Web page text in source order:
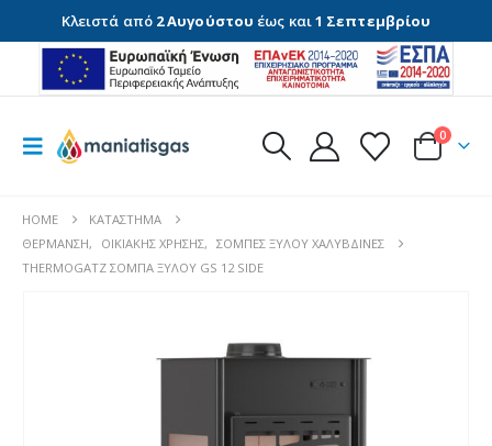
Κλειστά από 2 Αυγούστου έως και1 Σεπτεμβρίου
0
HOME
ΚΑΤΆΣΤΗΜΑ
ΘΈΡΜΑΝΣΗ, ΟΙΚΙΑΚΉΣ ΧΡΉΣΗΣ, ΣΌΜΠΕΣ ΞΎΛΟΥ ΧΑΛΎΒΔΙΝΕΣ
THERMOGATZ ΣΟΜΠΑ ΞΥΛΟΥ GS 12 SIDE